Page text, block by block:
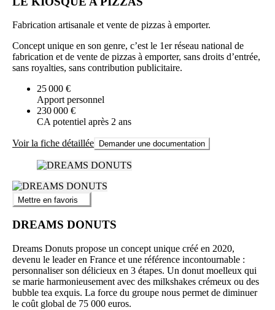
Fabrication artisanale et vente de pizzas à emporter.
Concept unique en son genre, c’est le 1er réseau national de
fabrication et de vente de pizzas à emporter, sans droits d’entrée,
sans royalties, sans contribution publicitaire.
25 000 €
Apport personnel
230 000 €
CA potentiel après 2 ans
Voir la fiche détaillée Demander une documentation
Mettre en favoris
DREAMS DONUTS
Dreams Donuts propose un concept unique créé en 2020,
devenu le leader en France et une référence incontournable :
personnaliser son délicieux en 3 étapes. Un donut moelleux qui
se marie harmonieusement avec des milkshakes crémeux ou des
bubble tea exquis. La force du groupe nous permet de diminuer
le coût global de 75 000 euros.